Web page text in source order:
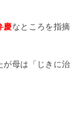
慶なところを指摘
が母は「じきに治